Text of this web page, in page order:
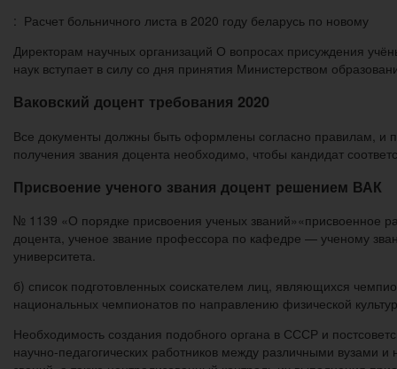
: Расчет больничного листа в 2020 году беларусь по новому
Директорам научных организаций О вопросах присуждения
наук вступает в силу со дня принятия Министерством
Ваковский доцент требования 2020
Все документы должны быть оформлены согласно правилам, и
получения звания доцента необходимо, чтобы кандидат
Присвоение ученого звания доцент решением ВАК
№ 1139 «О порядке присвоения ученых званий»«присвоенное
доцента, ученое звание профессора по кафедре — ученому
университета.
б) список подготовленных соискателем лиц, являющихся
национальных чемпионатов по направлению физической
Необходимость создания подобного органа в СССР и
научно-педагогических работников между различными вузами